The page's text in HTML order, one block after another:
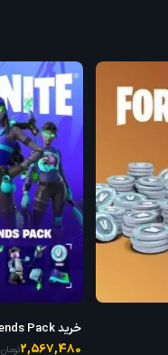
خرید Minty Legends Pack
2,567,480تومان